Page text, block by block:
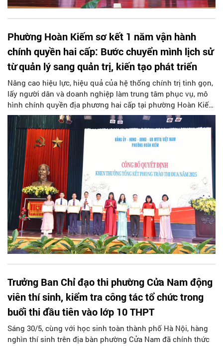
Phường Hoàn Kiếm sơ kết 1 năm vận hành
chính quyền hai cấp: Bước chuyển mình lịch sử
từ quản lý sang quản trị, kiến tạo phát triển
Nâng cao hiệu lực, hiệu quả của hệ thống chính trị tinh gọn,
lấy người dân và doanh nghiệp làm trung tâm phục vụ, mô
hình chính quyền địa phương hai cấp tại phường Hoàn Kiếm
đã khẳng định tính đúng đắn bằng những kết quả đột phá
toàn diện sau một năm chính thức đi vào vận hành.
Trưởng Ban Chỉ đạo thi phường Cửa Nam động
viên thí sinh, kiểm tra công tác tổ chức trong
buổi thi đầu tiên vào lớp 10 THPT
Sáng 30/5, cùng với học sinh toàn thành phố Hà Nội, hàng
nghìn thí sinh trên địa bàn phường Cửa Nam đã chính thức